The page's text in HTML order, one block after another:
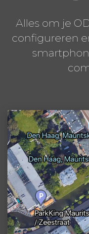
Alles om je
configureren